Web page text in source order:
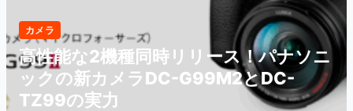
カメラ
高性能な2機種同時リリース！パナソニ
ックの新カメラDC-G99M2とDC-
TZ99の実力